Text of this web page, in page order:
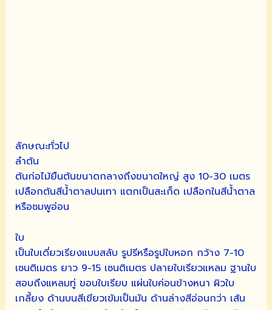
ลักษณะทั่วไป
ลำต้น
ต้นก่อไม้ยืนต้นขนาดกลางถึงขนาดใหญ่ สูง 10-30 เมตร
เปลือกต้นสีน้ำตาลปนเทา แตกเป็นสะเก็ด เปลือกในสีน้ำตาล
หรือชมพูอ่อน
ใบ
เป็นใบเดี่ยวเรียงแบบสลับ รูปรีหรือรูปใบหอก กว้าง 7-10
เซนติเมตร ยาว 9-15 เซนติเมตร ปลายใบเรียวแหลม ฐานใบ
สอบถึงแหลมทู่ ขอบใบเรียบ แผ่นใบค่อนข้างหนา ผิวใบ
เกลี้ยง ด้านบนสีเขียวเข้มเป็นมัน ด้านล่างสีอ่อนกว่า เส้น